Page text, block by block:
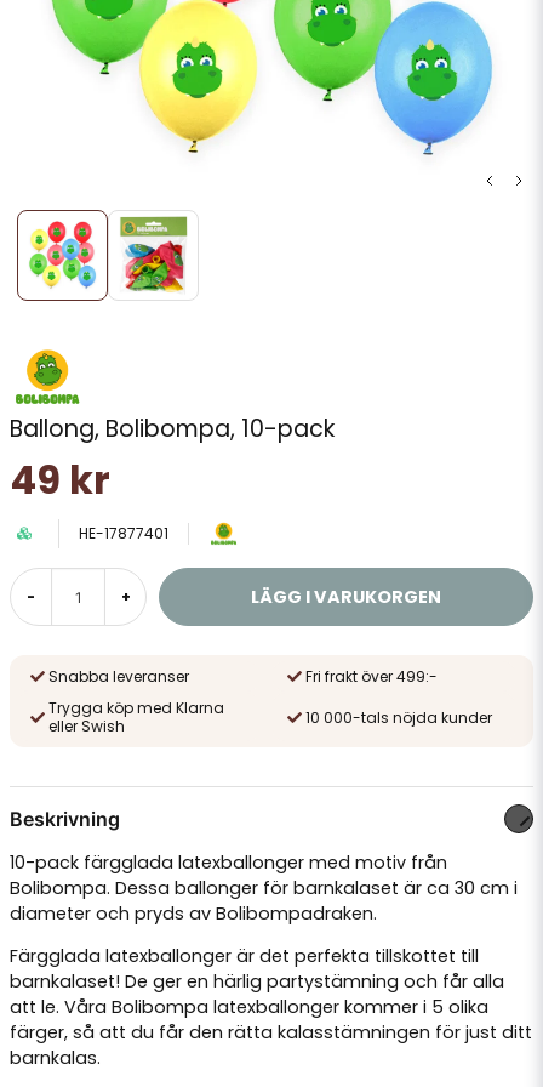
Ballong, Bolibompa, 10-pack
49 kr
HE-17877401
- + LÄGG I VARUKORGEN
Snabba leveranser
Fri frakt över 499:-
Trygga köp med Klarna
eller Swish
10 000-tals nöjda kunder
Beskrivning
10-pack färgglada latexballonger med motiv från
Bolibompa. Dessa ballonger för barnkalaset är ca 30 cm i
diameter och pryds av Bolibompadraken.
Färgglada latexballonger är det perfekta tillskottet till
barnkalaset! De ger en härlig partystämning och får alla
att le. Våra Bolibompa latexballonger kommer i 5 olika
färger, så att du får den rätta kalasstämningen för just ditt
barnkalas.